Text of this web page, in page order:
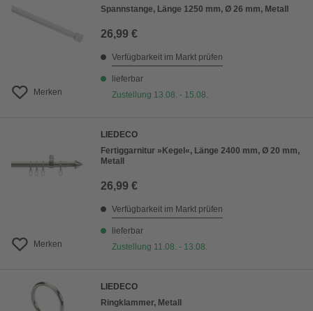
Merken
Spannstange, Länge 1250 mm, Ø 26 mm, Metall
26,99 €
Verfügbarkeit im Markt prüfen
lieferbar
Zustellung 13.08. - 15.08.
Merken
LIEDECO
Fertiggarnitur »Kegel«, Länge 2400 mm, Ø 20 mm,
Metall
26,99 €
Verfügbarkeit im Markt prüfen
lieferbar
Zustellung 11.08. - 13.08.
LIEDECO
Ringklammer, Metall